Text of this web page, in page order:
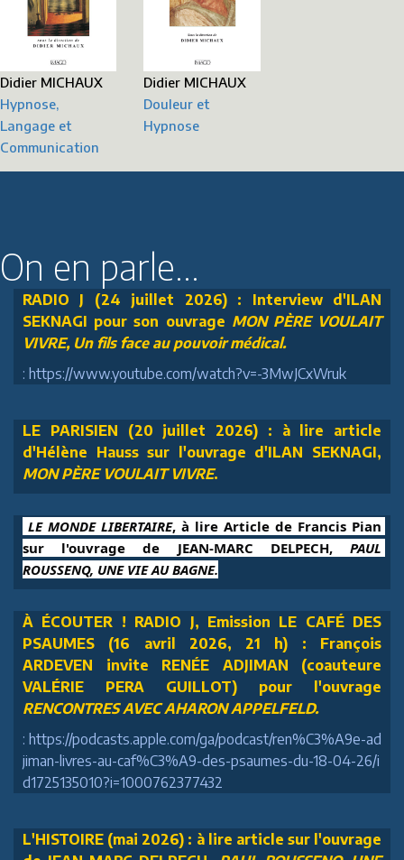
Didier MICHAUX
Hypnose,
Langage et
Communication
Didier MICHAUX
Douleur et
Hypnose
On en parle...
RADIO J (24 juillet 2026) : Interview d'ILAN
SEKNAGI pour son ouvrage MON PÈRE VOULAIT
VIVRE, Un fils face au pouvoir médical.
: https://www.youtube.com/watch?v=-3MwJCxWruk
LE PARISIEN (20 juillet 2026) : à lire article
d'Hélène Hauss sur l'ouvrage d'ILAN SEKNAGI,
MON PÈRE VOULAIT VIVRE.
LE MONDE LIBERTAIRE, à lire Article de Francis Pian
sur l'ouvrage de JEAN-MARC DELPECH, PAUL
ROUSSENQ, UNE VIE AU BAGNE.
À ÉCOUTER ! RADIO J, Emission LE CAFÉ DES
PSAUMES (16 avril 2026, 21 h) : François
ARDEVEN invite RENÉE ADJIMAN (coauteure
VALÉRIE PERA GUILLOT) pour l'ouvrage
RENCONTRES AVEC AHARON APPELFELD.
: https://podcasts.apple.com/ga/podcast/ren%C3%A9e-ad
jiman-livres-au-caf%C3%A9-des-psaumes-du-18-04-26/i
d1725135010?i=1000762377432
L'HISTOIRE (mai 2026) : à lire article sur l'ouvrage